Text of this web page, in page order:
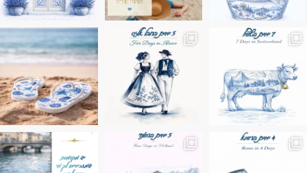
בחבל אלזס צרפת
בחופשה שבו הכל נהיה פשוט יותר. החול, הי
Instagram post
Instagram post 17994326828955248